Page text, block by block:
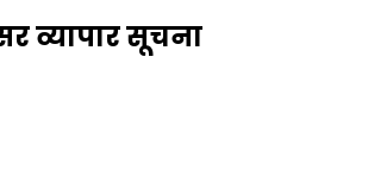
व्यापार सूचना